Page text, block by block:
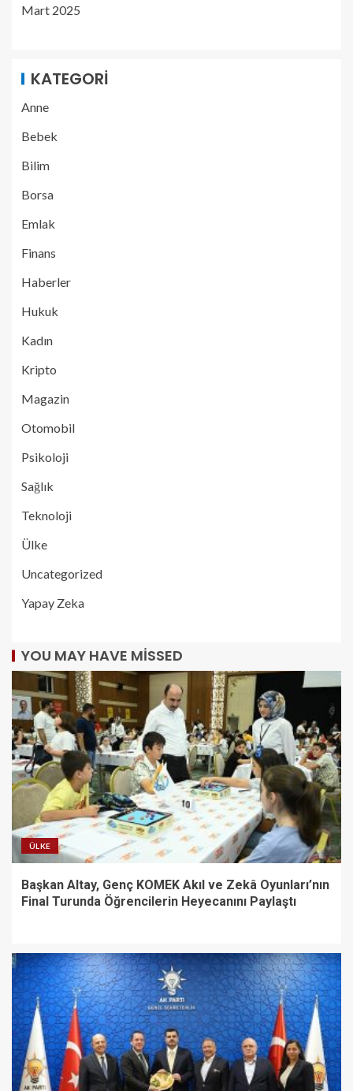
Mart 2025
KATEGORI
Anne
Bebek
Bilim
Borsa
Emlak
Finans
Haberler
Hukuk
Kadın
Kripto
Magazin
Otomobil
Psikoloji
Sağlık
Teknoloji
Ülke
Uncategorized
Yapay Zeka
YOU MAY HAVE MISSED
ÜLKE
Başkan Altay, Genç KOMEK Akıl ve Zekâ Oyunları’nın
Final Turunda Öğrencilerin Heyecanını Paylaştı